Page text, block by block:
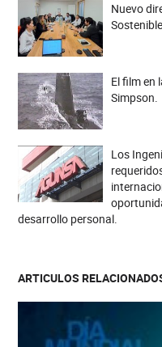
Nuevo
Sostenible
El film en
Simpson.
Los
desarrollo personal.
ARTICULOS